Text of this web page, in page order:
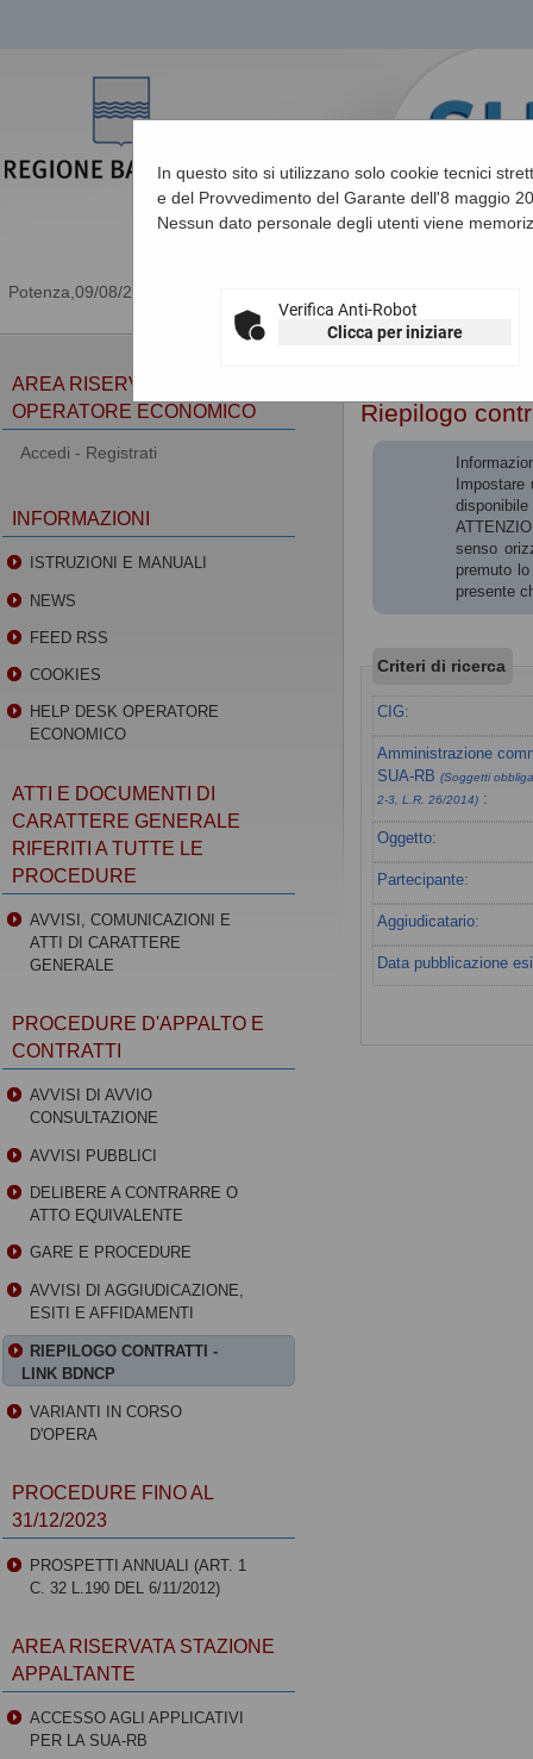
09/08/2026 07:37
Sei qui: Home»
In questo sito si utilizzano solo cookie tecnici
e del Provvedimento del Garante dell'8 maggio
Nessun dato personale degli utenti viene
Verifica Anti-Robot
Clicca per iniziare
Riepilogo
senso
premuto
presente
Criteri di ricerca
CIG:
Amministrazione
SUA-RB(Soggetti
2-3, L.R. 26/2014) :
Oggetto:
Partecipante:
Aggiudicatario:
Data pubblicazione
AREA RISERVATA
OPERATORE ECONOMICO
Accedi - Registrati
INFORMAZIONI
ISTRUZIONI E MANUALI
NEWS
FEED RSS
COOKIES
HELP DESK OPERATORE
ECONOMICO
ATTI E DOCUMENTI DI
CARATTERE GENERALE
RIFERITI A TUTTE LE
PROCEDURE
AVVISI, COMUNICAZIONI E
ATTI DI CARATTERE
GENERALE
PROCEDURE D'APPALTO E
CONTRATTI
AVVISI DI AVVIO
CONSULTAZIONE
AVVISI PUBBLICI
DELIBERE A CONTRARRE O
ATTO EQUIVALENTE
GARE E PROCEDURE
AVVISI DI AGGIUDICAZIONE,
ESITI E AFFIDAMENTI
RIEPILOGO CONTRATTI -
LINK BDNCP
VARIANTI IN CORSO
D'OPERA
PROCEDURE FINO AL
31/12/2023
PROSPETTI ANNUALI (ART. 1
C. 32 L.190 DEL 6/11/2012)
AREA RISERVATA STAZIONE
APPALTANTE
ACCESSO AGLI APPLICATIVI
PER LA SUA-RB